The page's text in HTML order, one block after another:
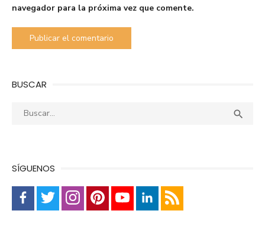
navegador para la próxima vez que comente.
BUSCAR
Buscar: 
SÍGUENOS